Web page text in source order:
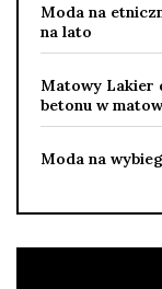
Moda na
na lato
Matowy Lakier
betonu w
Moda na